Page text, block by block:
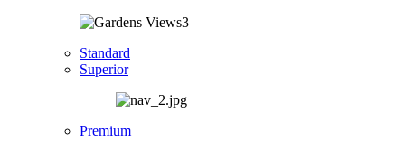
Standard
Superior
Premium